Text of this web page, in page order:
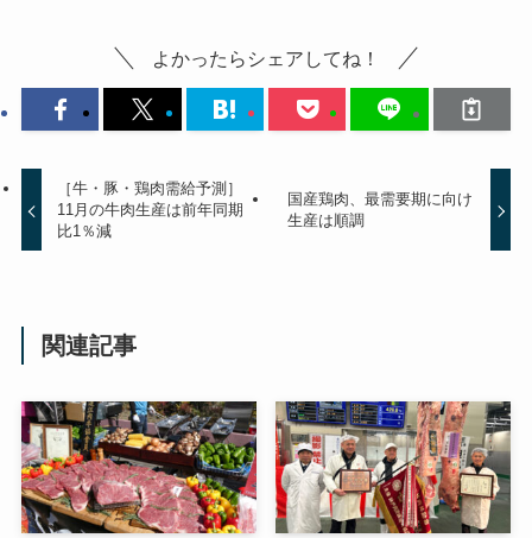
よかったらシェアしてね！
［牛・豚・鶏肉需給予測］
11月の牛肉生産は前年同期
比1％減
国産鶏肉、最需要期に向け
生産は順調
関連記事